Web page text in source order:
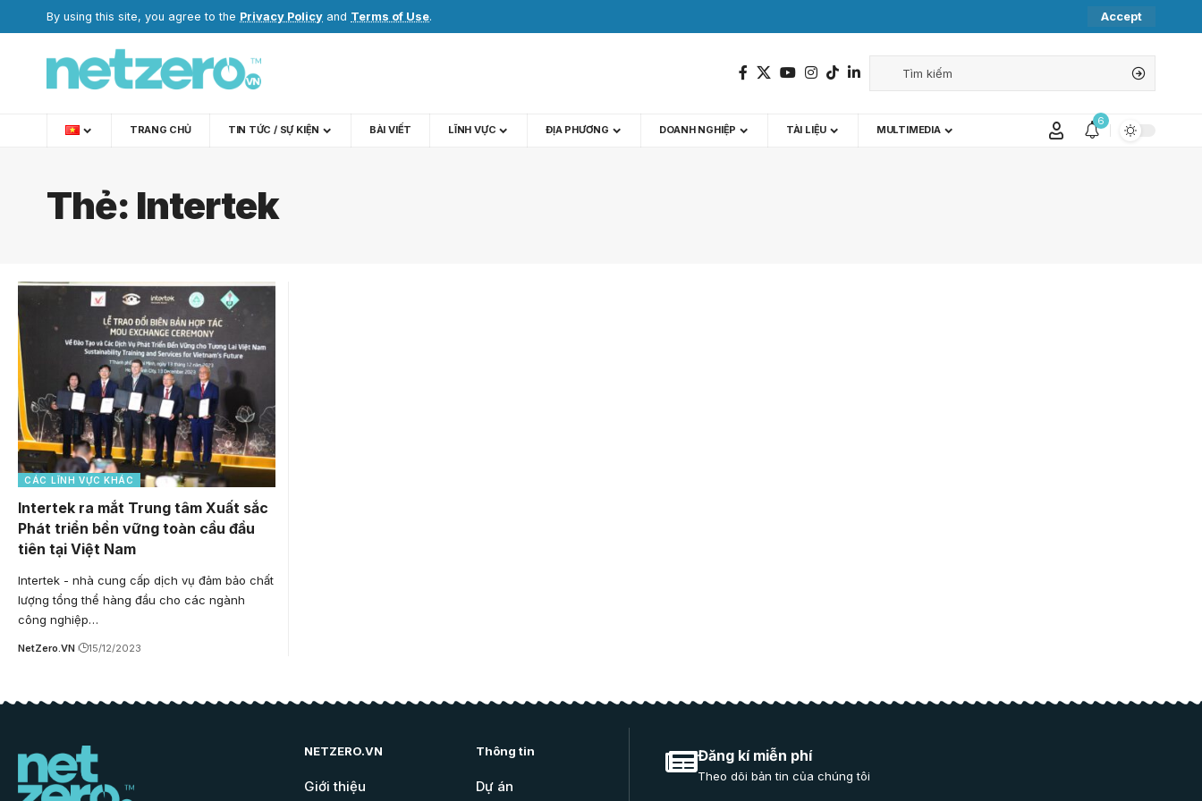
By using this site, you agree to the Privacy Policy and Terms of Use. Accept
TRANG CHỦ TIN TỨC / SỰ KIỆN BÀI VIẾT LĨNH VỰC ĐỊA PHƯƠNG DOANH NGHIỆP TÀI LIỆU MULTIMEDIA
6
Thẻ: Intertek
CÁC LĨNH VỰC KHÁC
Intertek ra mắt Trung tâm Xuất sắc
Phát triển bền vững toàn cầu đầu
tiên tại Việt Nam
Intertek - nhà cung cấp dịch vụ đảm bảo chất
lượng tổng thể hàng đầu cho các ngành
công nghiệp…
NetZero.VN 15/12/2023
NETZERO.VN
Giới thiệu
Thông tin
Dự án
Đăng kí miễn phí
Theo dõi bản tin của chúng tôi